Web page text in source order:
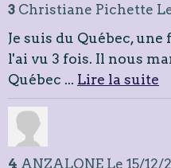
3 Christiane Pichette
Je suis du Québec,
l'ai vu 3 fois. Il nous
Québec ... Lire la suite
4 ANZALONE Le 15/12/